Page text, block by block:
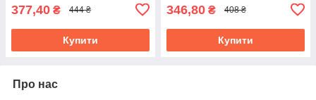
377,40 ₴ 444 ₴
Купити
346,80 ₴ 408 ₴
Купити
Про нас